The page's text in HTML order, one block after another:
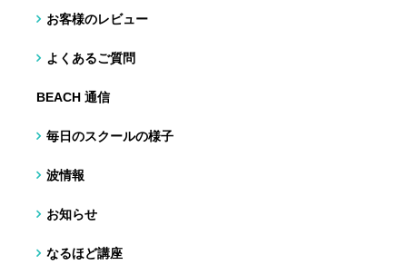
お客様のレビュー
よくあるご質問
BEACH 通信
毎日のスクールの様子
波情報
お知らせ
なるほど講座